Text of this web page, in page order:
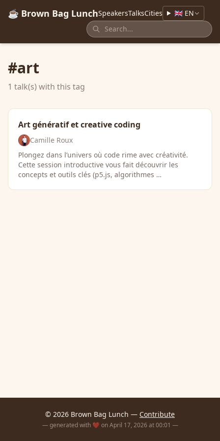
☕ Brown Bag LunchSpeakersTalksCities 🇬🇧 EN
#art
1 talk(s) with this tag
Art génératif et creative coding
Camille Roux
Plongez dans l’univers où code rime avec créativité.
Cette session introductive vous fait découvrir les
concepts et outils clés (p5.js, algorithmes …
© 2026 Brown Bag Lunch — Contribute
— generated with ❤️ on April 17, 2026 at 00:01 —